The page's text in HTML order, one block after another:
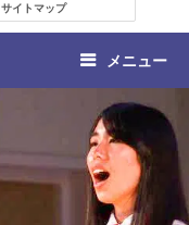
サイトマップ
メニュー